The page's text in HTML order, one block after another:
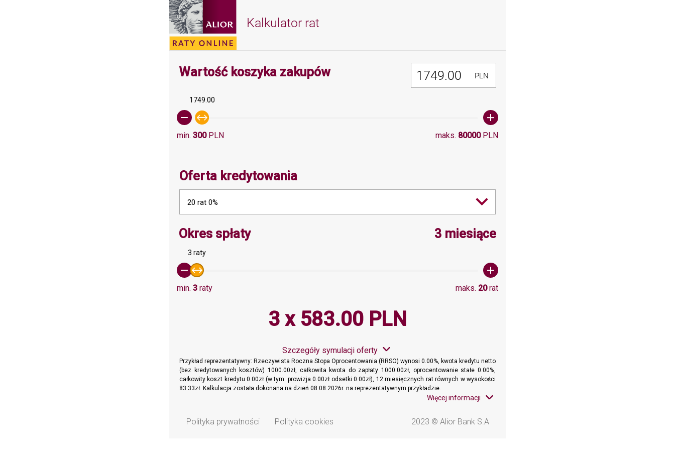
Kalkulator rat
Wartość koszyka zakupówMinimalna wartość 300, Maksymalna wartośc: 80000
PLN
1749.00
min. 300PLN maks. 80000PLN
Oferta kredytowania
20 rat 0%
Okres spłatyMinimalna wartość 3, Maksymalna wartośc: 20
3 miesiące
3 raty
min. 3 raty maks. 20rat
3 x 583.00 PLN
Szczegóły symulacji oferty
Przykład reprezentatywny: Rzeczywista Roczna Stopa Oprocentowania (RRSO) wynosi 0.00%, kwota kredytu netto
(bez kredytowanych kosztów) 1000.00zł, całkowita kwota do zapłaty 1000.00zł, oprocentowanie stałe 0.00%,
całkowity koszt kredytu 0.00zł (w tym: prowizja 0.00zł odsetki 0.00zł), 12 miesięcznych rat równych w wysokości
83.33zł. Kalkulacja została dokonana na dzień 08.08.2026r. na reprezentatywnym przykładzie.
Więcej informacji
Polityka prywatności Polityka cookies 2023 © Alior Bank S.A